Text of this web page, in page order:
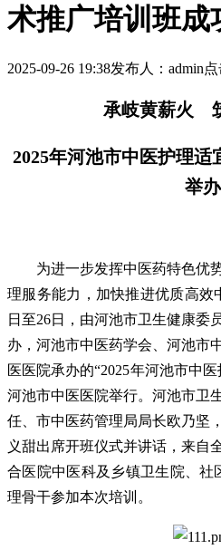
术推广培训班成
2025-09-26 19:38发布人：admin点
承岐黄薪火
2025年河池市中医护理适
举办
为进一步发挥中医药特色优势
理服务能力，加快推进优质高效
日至26日，由河池市卫生健康委
办，河池市中医药学会、河池市
医医院承办的“2025年河池市中
河池市中医医院举行。河池市卫
任、市中医药管理局局长欧乃坚
义甜出席开班仪式并讲话，来自
合医院中医科及乡镇卫生院、社
理骨干参加本次培训。